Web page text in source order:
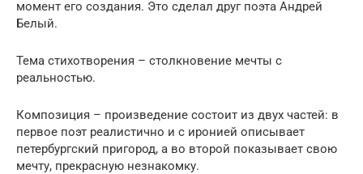
момент его создания. Это сделал друг поэта Андрей
Белый.
Тема стихотворения – столкновение мечты с
реальностью.
Композиция – произведение состоит из двух частей: в
первое поэт реалистично и с иронией описывает
петербургский пригород, а во второй показывает свою
мечту, прекрасную незнакомку.